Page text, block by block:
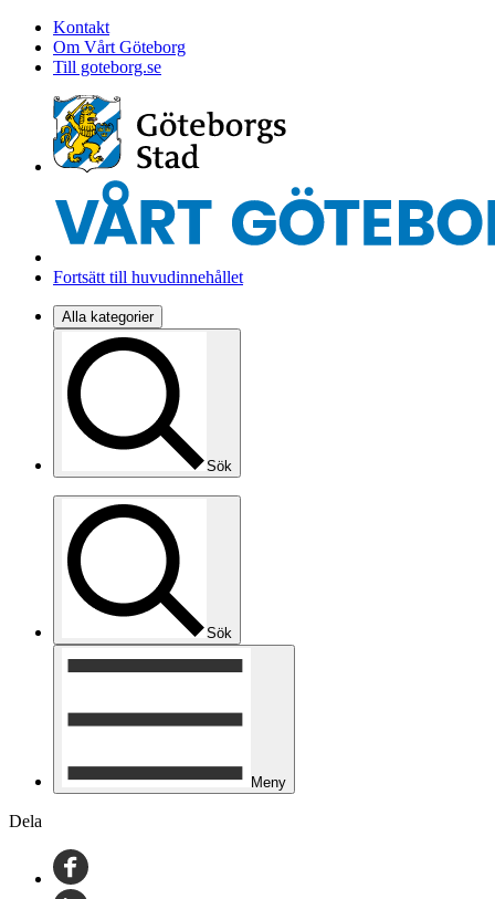
Kontakt
Om Vårt Göteborg
Till goteborg.se
Fortsätt till huvudinnehållet
Alla kategorier
Sök
Sök
Meny
Dela